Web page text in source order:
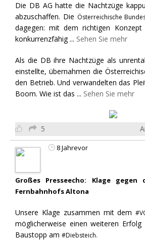
Die DB AG hatte die Nachtzüge
abzuschaffen. Die Österreichische
dagegen: mit dem richtigen
konkurrenzfähig ... Sehen Sie mehr
Als die DB ihre Nachtzüge als
einstellte, übernahmen die
den Betrieb. Und verwandelten das
Boom. Wie ist das ... Sehen Sie mehr
5
8 Jahrevor
Großes Presseecho: Klage gegen
Fernbahnhofs Altona
Unsere Klage zusammen mit dem
möglicherweise einen weiteren
Baustopp am #Diebsteich.